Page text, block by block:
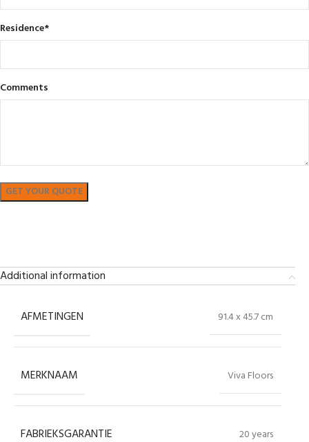
Residence*
Comments
Additional information
AFMETINGEN 91.4 x 45.7 cm
MERKNAAM Viva Floors
FABRIEKSGARANTIE 20 years